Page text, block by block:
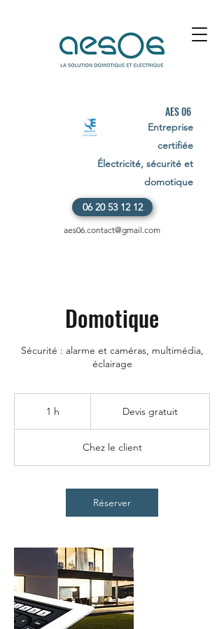
AES 06
Entreprise
certifiée
Électricité, sécurité et
domotique
aes06.contact@gmail.com
06 20 53 12 12
Domotique
Sécurité : alarme et caméras, multimédia,
éclairage
1 h Devis gratuit
Chez le client
Réserver